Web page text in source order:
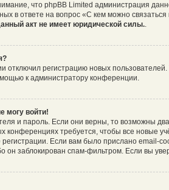
что phpBB Limited администрация
в ответе на вопрос «С кем можно
акт не имеет юридической силы..
отключил регистрацию новых
к администратору конференции.
могу войти!
и пароль. Если они верны, то возможны
конференциях требуется, чтобы все новые
Если вам было прислано email-
он заблокирован спам-фильтром. Если вы